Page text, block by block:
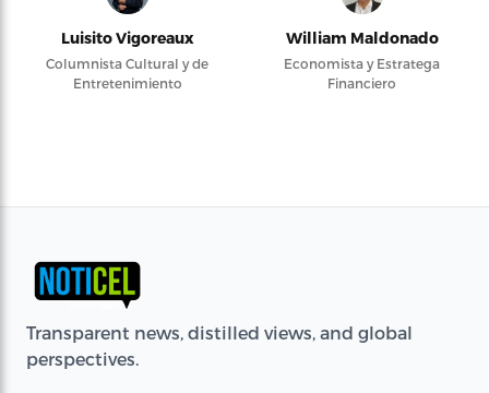
Luisito Vigoreaux
Columnista Cultural y de
Entretenimiento
William Maldonado
Economista y Estratega
Financiero
Transparent news, distilled views, and global
perspectives.